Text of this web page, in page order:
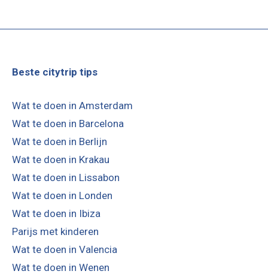
Beste citytrip tips
Wat te doen in Amsterdam
Wat te doen in Barcelona
Wat te doen in Berlijn
Wat te doen in Krakau
Wat te doen in Lissabon
Wat te doen in Londen
Wat te doen in Ibiza
Parijs met kinderen
Wat te doen in Valencia
Wat te doen in Wenen